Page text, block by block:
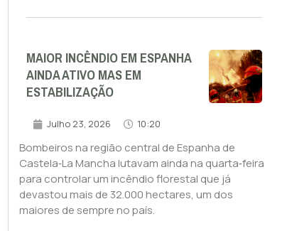
MAIOR INCÊNDIO EM ESPANHA
AINDA ATIVO MAS EM
ESTABILIZAÇÃO
Julho 23, 2026 10:20
Bombeiros na região central de Espanha de
Castela‑La Mancha lutavam ainda na quarta‑feira
para controlar um incêndio florestal que já
devastou mais de 32.000 hectares, um dos
maiores de sempre no país.